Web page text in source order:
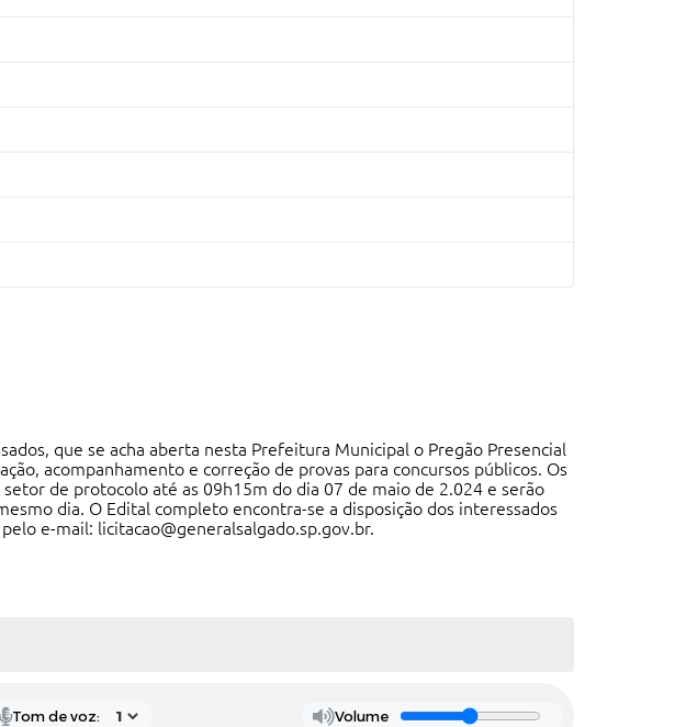
que se acha aberta nesta Prefeitura Municipal o Pregão Presencial
acompanhamento e correção de provas para concursos públicos. Os
de protocolo até as 09h15m do dia 07 de maio de 2.024 e serão
dia. O Edital completo encontra-se a disposição dos interessados
e-mail: licitacao@generalsalgado.sp.gov.br.
Tom de voz: Volume